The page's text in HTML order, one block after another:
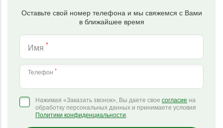
Оставьте свой номер телефона и мы свяжемся с Вами
в ближайшее время
Имя *
Телефон *
Нажимая «Заказать звонок», Вы даете свое согласие на
обработку персональных данных и принимаете условия
Политики конфиденциальности.